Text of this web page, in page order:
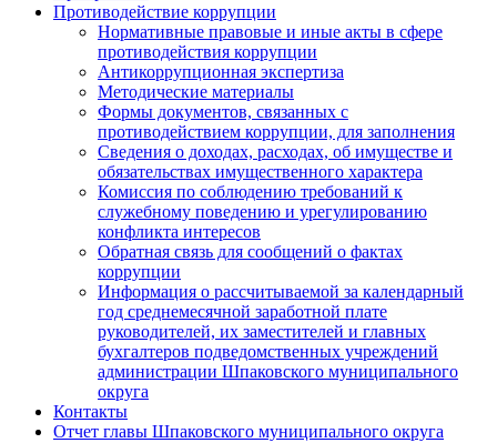
Противодействие коррупции
Нормативные правовые и иные акты в сфере
противодействия коррупции
Антикоррупционная экспертиза
Методические материалы
Формы документов, связанных с
противодействием коррупции, для заполнения
Сведения о доходах, расходах, об имуществе и
обязательствах имущественного характера
Комиссия по соблюдению требований к
служебному поведению и урегулированию
конфликта интересов
Обратная связь для сообщений о фактах
коррупции
Информация о рассчитываемой за календарный
год среднемесячной заработной плате
руководителей, их заместителей и главных
бухгалтеров подведомственных учреждений
администрации Шпаковского муниципального
округа
Контакты
Отчет главы Шпаковского муниципального округа